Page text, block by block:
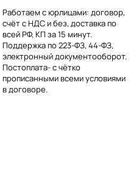
Работаем с юрлицами: договор,
счёт с НДС и без, доставка по
всей РФ, КП за 15 минут.
Поддержка по 223-ФЗ, 44-ФЗ,
электронный документооборот.
Постоплата- с чётко
прописанными всеми условиями
в договоре.